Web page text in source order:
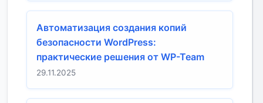
Автоматизация создания копий
безопасности WordPress:
практические решения от WP-Team
29.11.2025